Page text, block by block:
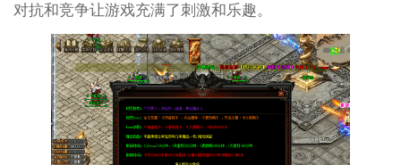
对抗和竞争让游戏充满了刺激和乐趣。